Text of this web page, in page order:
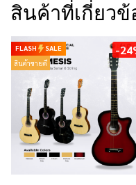
สินค้าที่เกี่ยวข้
FLASH
SALE
สินค้าขายดี
-